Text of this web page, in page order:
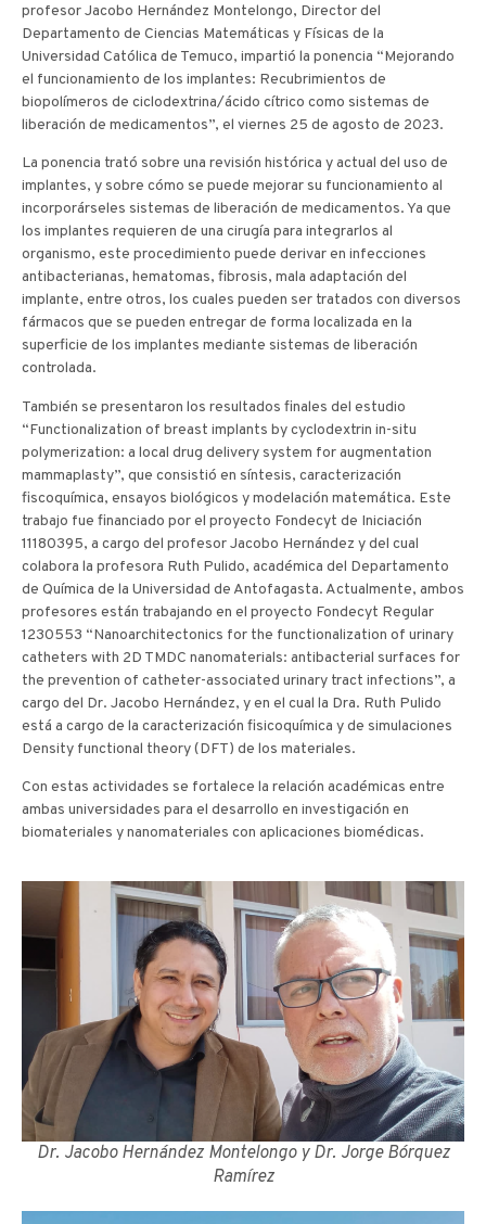
profesor Jacobo Hernández Montelongo, Director del
Departamento de Ciencias Matemáticas y Físicas de la
Universidad Católica de Temuco, impartió la ponencia “Mejorando
el funcionamiento de los implantes: Recubrimientos de
biopolímeros de ciclodextrina/ácido cítrico como sistemas de
liberación de medicamentos”, el viernes 25 de agosto de 2023.
La ponencia trató sobre una revisión histórica y actual del uso de
implantes, y sobre cómo se puede mejorar su funcionamiento al
incorporárseles sistemas de liberación de medicamentos. Ya que
los implantes requieren de una cirugía para integrarlos al
organismo, este procedimiento puede derivar en infecciones
antibacterianas, hematomas, fibrosis, mala adaptación del
implante, entre otros, los cuales pueden ser tratados con diversos
fármacos que se pueden entregar de forma localizada en la
superficie de los implantes mediante sistemas de liberación
controlada.
También se presentaron los resultados finales del estudio
“Functionalization of breast implants by cyclodextrin in-situ
polymerization: a local drug delivery system for augmentation
mammaplasty”, que consistió en síntesis, caracterización
fiscoquímica, ensayos biológicos y modelación matemática. Este
trabajo fue financiado por el proyecto Fondecyt de Iniciación
11180395, a cargo del profesor Jacobo Hernández y del cual
colabora la profesora Ruth Pulido, académica del Departamento
de Química de la Universidad de Antofagasta. Actualmente, ambos
profesores están trabajando en el proyecto Fondecyt Regular
1230553 “Nanoarchitectonics for the functionalization of urinary
catheters with 2D TMDC nanomaterials: antibacterial surfaces for
the prevention of catheter-associated urinary tract infections”, a
cargo del Dr. Jacobo Hernández, y en el cual la Dra. Ruth Pulido
está a cargo de la caracterización fisicoquímica y de simulaciones
Density functional theory (DFT) de los materiales.
Con estas actividades se fortalece la relación académicas entre
ambas universidades para el desarrollo en investigación en
biomateriales y nanomateriales con aplicaciones biomédicas.
Dr. Jacobo Hernández Montelongo y Dr. Jorge Bórquez
Ramírez